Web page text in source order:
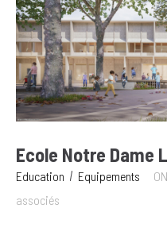
Ecole Notre Dame
Education Equipements
associés